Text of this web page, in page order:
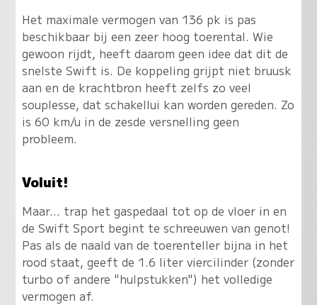
Het maximale vermogen van 136 pk is pas
beschikbaar bij een zeer hoog toerental. Wie
gewoon rijdt, heeft daarom geen idee dat dit de
snelste Swift is. De koppeling grijpt niet bruusk
aan en de krachtbron heeft zelfs zo veel
souplesse, dat schakellui kan worden gereden. Zo
is 60 km/u in de zesde versnelling geen
probleem.
Voluit!
Maar... trap het gaspedaal tot op de vloer in en
de Swift Sport begint te schreeuwen van genot!
Pas als de naald van de toerenteller bijna in het
rood staat, geeft de 1.6 liter viercilinder (zonder
turbo of andere "hulpstukken") het volledige
vermogen af.